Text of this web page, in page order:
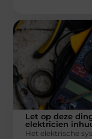
Let op deze
elektricien
Het elektrische